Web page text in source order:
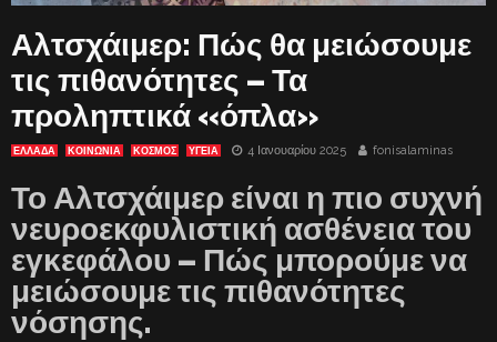
Αλτσχάιμερ: Πώς θα μειώσουμε
τις πιθανότητες – Τα
προληπτικά «όπλα»
ΕΛΛΑΔΑ ΚΟΙΝΩΝΙΑ ΚΟΣΜΟΣ ΥΓΕΙΑ 4 Ιανουαρίου 2025 fonisalaminas
Το Αλτσχάιμερ είναι η πιο συχνή
νευροεκφυλιστική ασθένεια του
εγκεφάλου – Πώς μπορούμε να
μειώσουμε τις πιθανότητες
νόσησης.